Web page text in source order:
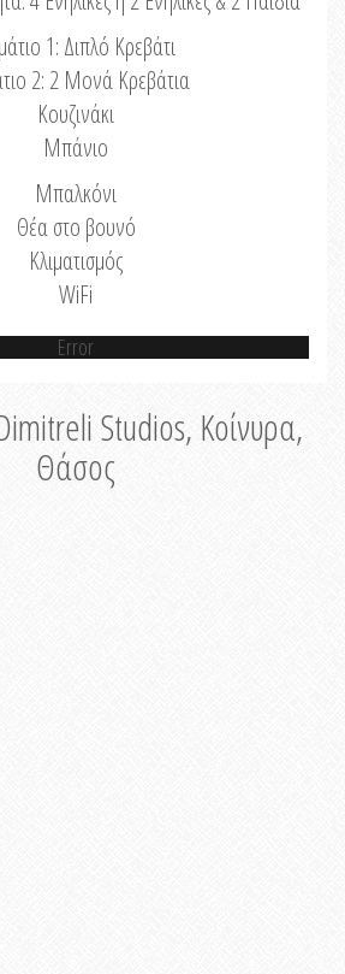
1: Διπλό Κρεβάτι
2: 2 Μονά Κρεβάτια
Κουζινάκι
Μπάνιο
Μπαλκόνι
Θέα στο βουνό
Κλιματισμός
WiFi
Error
Studios, Κοίνυρα,
Θάσος